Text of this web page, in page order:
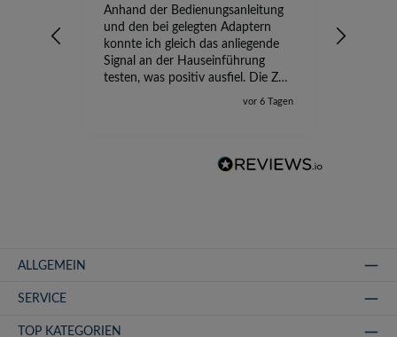
Anhand der Bedienungsanleitung
und den bei gelegten Adaptern
konnte ich gleich das anliegende
Signal an der Hauseinführung
testen, was positiv ausfiel. Die Zeit
der Ungewissheit ist jetzt vorbei,
vor 6 Tagen
ALLGEMEIN
SERVICE
TOP KATEGORIEN